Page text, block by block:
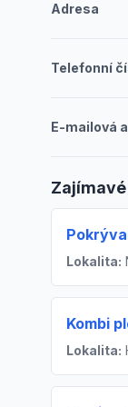
Adresa
Telefonní
E-mailová
Lokalita:
Kombi
Lokalita: